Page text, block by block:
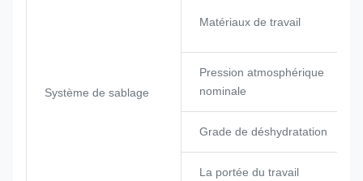
Système de sablage
Matériaux de travail
Pression atmosphérique
nominale
Grade de déshydratation
La portée du travail